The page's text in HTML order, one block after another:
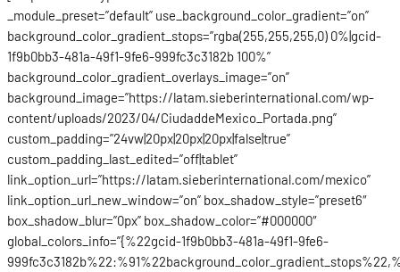
_module_preset=”default” use_background_color_gradient=”on”
background_color_gradient_stops=”rgba(255,255,255,0) 0%|gcid-
1f9b0bb3-481a-49f1-9fe6-999fc3c3182b 100%”
background_color_gradient_overlays_image=”on”
background_image=”https://latam.sieberinternational.com/wp-
content/uploads/2023/04/CiudaddeMexico_Portada.png”
custom_padding=”24vw|20px|20px|20px|false|true”
custom_padding_last_edited=”off|tablet”
link_option_url=”https://latam.sieberinternational.com/mexico”
link_option_url_new_window=”on” box_shadow_style=”preset6″
box_shadow_blur=”0px” box_shadow_color=”#000000″
global_colors_info=”{%22gcid-1f9b0bb3-481a-49f1-9fe6-